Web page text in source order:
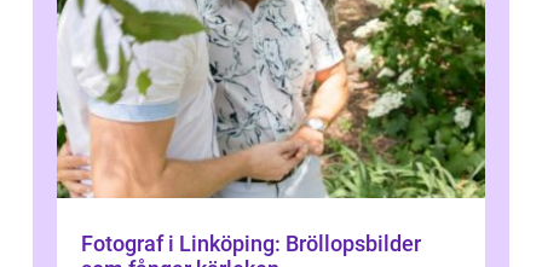
Fotograf i Linköping: Bröllopsbilder